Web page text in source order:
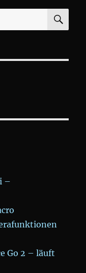
Familie
zu
–
Go 2 – läuft